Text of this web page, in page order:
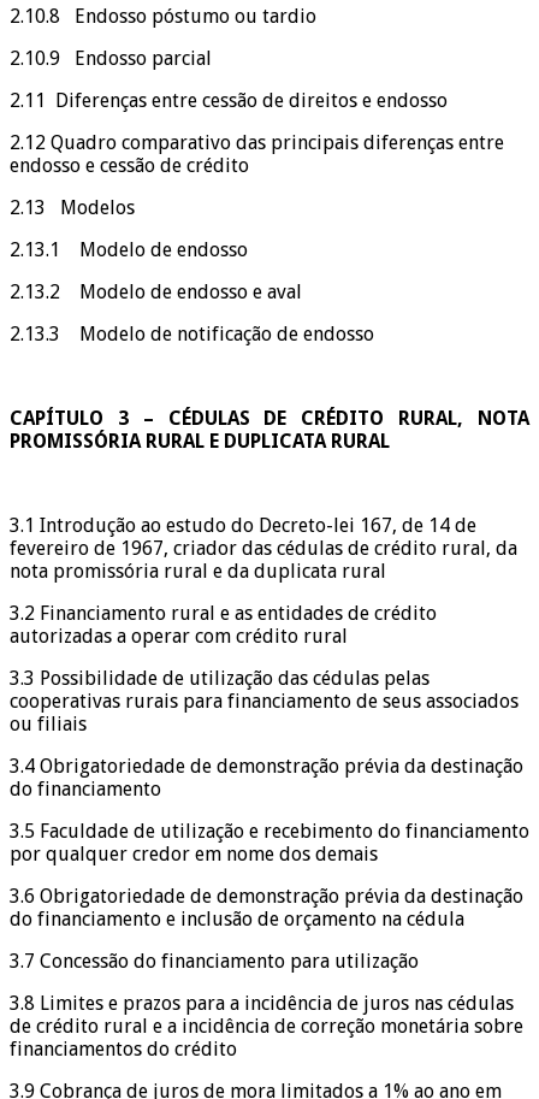
2.10.8 Endosso póstumo ou tardio
2.10.9 Endosso parcial
2.11 Diferenças entre cessão de direitos e endosso
2.12 Quadro comparativo das principais diferenças entre
endosso e cessão de crédito
2.13 Modelos
2.13.1 Modelo de endosso
2.13.2 Modelo de endosso e aval
2.13.3 Modelo de notificação de endosso
CAPÍTULO 3 – CÉDULAS DE CRÉDITO RURAL, NOTA
PROMISSÓRIA RURAL E DUPLICATA RURAL
3.1 Introdução ao estudo do Decreto-lei 167, de 14 de
fevereiro de 1967, criador das cédulas de crédito rural, da
nota promissória rural e da duplicata rural
3.2 Financiamento rural e as entidades de crédito
autorizadas a operar com crédito rural
3.3 Possibilidade de utilização das cédulas pelas
cooperativas rurais para financiamento de seus associados
ou filiais
3.4 Obrigatoriedade de demonstração prévia da destinação
do financiamento
3.5 Faculdade de utilização e recebimento do financiamento
por qualquer credor em nome dos demais
3.6 Obrigatoriedade de demonstração prévia da destinação
do financiamento e inclusão de orçamento na cédula
3.7 Concessão do financiamento para utilização
3.8 Limites e prazos para a incidência de juros nas cédulas
de crédito rural e a incidência de correção monetária sobre
financiamentos do crédito
3.9 Cobrança de juros de mora limitados a 1% ao ano em